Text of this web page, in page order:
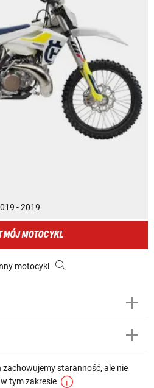
- 2019
MÓJ MOTOCYKL
motocykl
staranność, ale nie
tym zakresie